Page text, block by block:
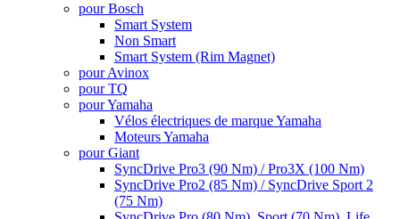
pour Bosch
Smart System
Non Smart
Smart System (Rim Magnet)
pour Avinox
pour TQ
pour Yamaha
Vélos électriques de marque Yamaha
Moteurs Yamaha
pour Giant
SyncDrive Pro3 (90 Nm) / Pro3X (100 Nm)
SyncDrive Pro2 (85 Nm) / SyncDrive Sport 2
(75 Nm)